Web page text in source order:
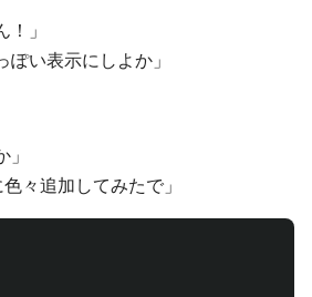
」
い表示にしよか」
々追加してみたで」